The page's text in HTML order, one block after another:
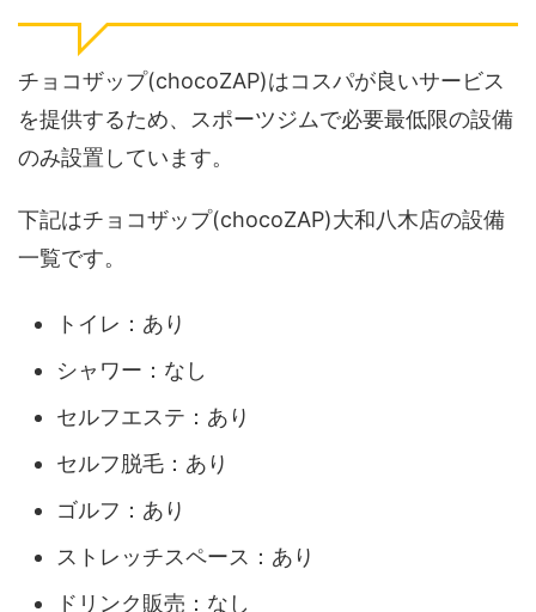
チョコザップ(chocoZAP)はコスパが良いサービス
を提供するため、スポーツジムで必要最低限の設備
のみ設置しています。
下記はチョコザップ(chocoZAP)大和八木店の設備
一覧です。
トイレ：あり
シャワー：なし
セルフエステ：あり
セルフ脱毛：あり
ゴルフ：あり
ストレッチスペース：あり
ドリンク販売：なし